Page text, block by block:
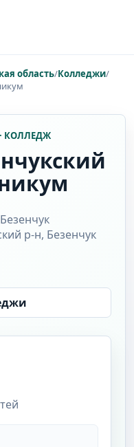
область/Колледжи/
КОЛЛЕДЖ
р-н, Безенчук